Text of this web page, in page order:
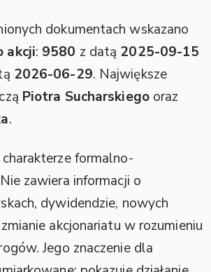
dokumentach wskazano
akcji: 9580 z datą 2025-09-15
2026-06-29. Największe
Piotra Sucharskiegooraz
.
formalno-
zawiera informacji o
dywidendzie, nowych
akcjonariatu w rozumieniu
Jego znaczenie dla